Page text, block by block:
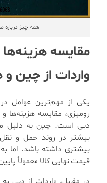
همه چیز درباره
مقایسه
واردات از چین و
یکی از مهم‌ترین عوامل
رومیزی، مقایسه هزینه‌ها و
دبی است. چین به دلیل
بیشتر در روند حمل و
بیشتری داشته باشد. اما به
قیمت نهایی کالا معمولاً
در مقابل، واردات از دبی